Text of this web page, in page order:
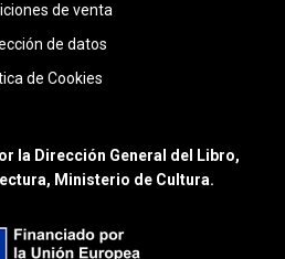
de venta
de datos
de Cookies
la Dirección General del Libro,
Ministerio de Cultura.